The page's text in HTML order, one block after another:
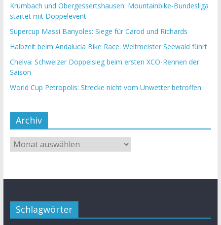
Krumbach und Obergessertshausen: Mountainbike-Bundesliga
startet mit Doppelevent
Supercup Massi Banyoles: Siege für Carod und Richards
Halbzeit beim Andalucia Bike Race: Weltmeister Seewald führt
Chelva: Schweizer Doppelsieg beim ersten XCO-Rennen der
Saison
World Cup Petropolis: Strecke nicht vom Unwetter betroffen
Archiv
Schlagwörter